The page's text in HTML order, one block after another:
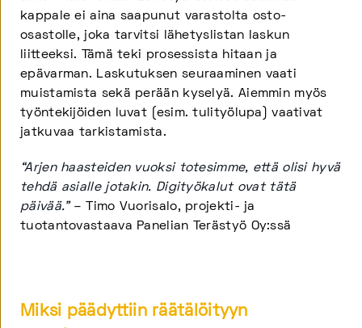
kappale ei aina saapunut varastolta osto-
osastolle, joka tarvitsi lähetyslistan laskun
liitteeksi. Tämä teki prosessista hitaan ja
epävarman. Laskutuksen seuraaminen vaati
muistamista sekä perään kyselyä. Aiemmin myös
työntekijöiden luvat (esim. tulityölupa) vaativat
jatkuvaa tarkistamista.
“Arjen haasteiden vuoksi totesimme, että olisi hyvä
tehdä asialle jotakin. Digityökalut ovat tätä
päivää.”– Timo Vuorisalo, projekti- ja
tuotantovastaava Panelian Terästyö Oy:ssä
Miksi päädyttiin räätälöityyn